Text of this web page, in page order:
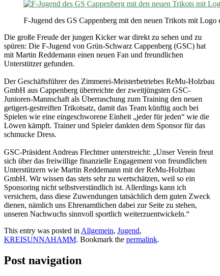
F-Jugend des GS Cappenberg mit den neuen Trikots mit
Die große Freude der jungen Kicker war direkt zu sehen und zu
spüren: Die F-Jugend von Grün-Schwarz Cappenberg (GSC) hat
mit Martin Reddemann einen neuen Fan und freundlichen
Unterstützer gefunden.
Der Geschäftsführer des Zimmerei-Meisterbetriebes ReMu-Holzbau
GmbH aus Cappenberg überreichte der zweitjüngsten GSC-
Junioren-Mannschaft als Überraschung zum Training den neuen
getigert-gestreiften Trikotsatz, damit das Team künftig auch bei
Spielen wie eine eingeschworene Einheit „jeder für jeden“ wie die
Löwen kämpft. Trainer und Spieler dankten dem Sponsor für das
schmucke Dress.
GSC-Präsident Andreas Flechtner unterstreicht: „Unser Verein freut
sich über das freiwillige finanzielle Engagement von freundlichen
Unterstützern wie Martin Reddemann mit der ReMu-Holzbau
GmbH. Wir wissen das stets sehr zu wertschätzen, weil so ein
Sponsoring nicht selbstverständlich ist. Allerdings kann ich
versichern, dass diese Zuwendungen tatsächlich dem guten Zweck
dienen, nämlich uns Ehrenamtlichen dabei zur Seite zu stehen,
unseren Nachwuchs sinnvoll sportlich weiterzuentwickeln.“
This entry was posted in Allgemein, Jugend,
KREISUNNAHAMM. Bookmark the permalink.
Post navigation